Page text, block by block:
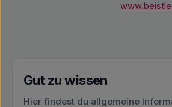
Gut zu wissen
Hier findest du allgemeine